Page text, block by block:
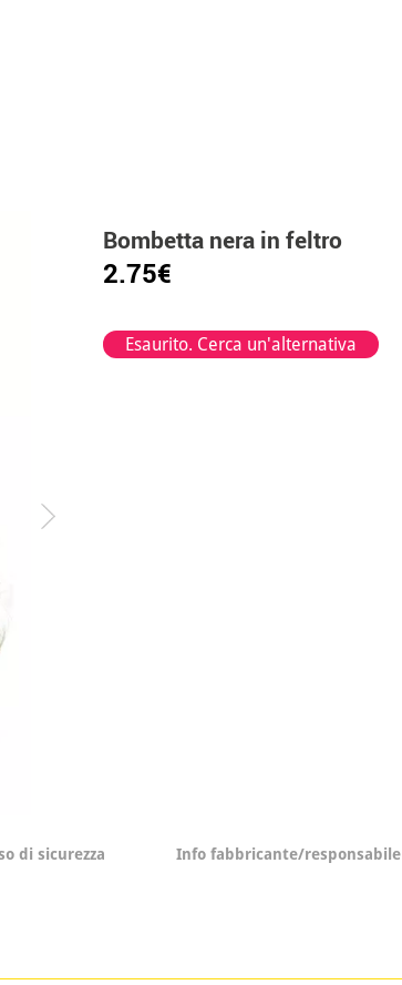
Bombetta nera in feltro
2.75€
Esaurito. Cerca un'alternativa
di sicurezza Info fabbricante/responsabile